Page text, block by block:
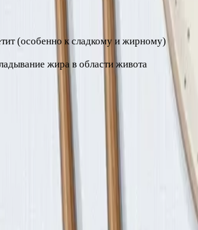
(особенно к сладкому и жирному)
жира в области живота
меню
2 яиц + овощи, или овсяная каша с ягодами
или куриная грудка (150–200 г) +
тушёные овощи с белком (350–400 ккал)
горсть орехов, или творог с ягодами